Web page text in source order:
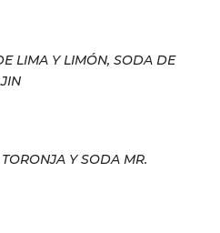
LIMA Y LIMÓN, SODA DE
Y SODA MR.